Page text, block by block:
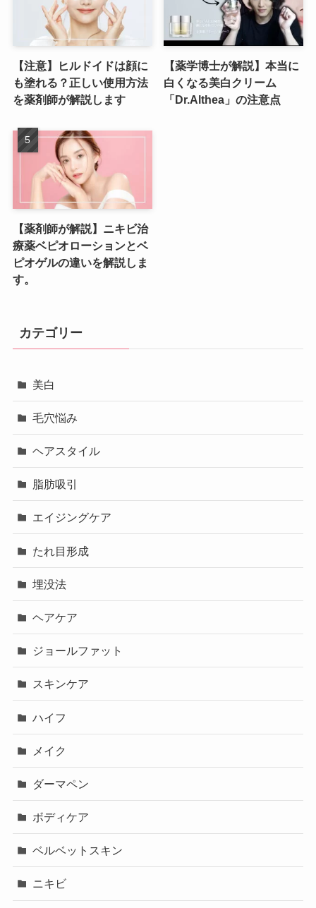
【注意】ヒルドイドは顔に
も塗れる？正しい使用方法
を薬剤師が解説します
【薬学博士が解説】本当に
白くなる美白クリーム
「Dr.Althea」の注意点
【薬剤師が解説】ニキビ治
療薬ベピオローションとベ
ピオゲルの違いを解説しま
す。
カテゴリー
美白
毛穴悩み
ヘアスタイル
脂肪吸引
エイジングケア
たれ目形成
埋没法
ヘアケア
ジョールファット
スキンケア
ハイフ
メイク
ダーマペン
ボディケア
ベルベットスキン
ニキビ